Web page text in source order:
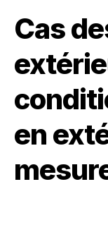
Cas
en